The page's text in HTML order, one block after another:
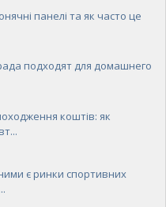
панелі та як часто це
подходят для домашнего
коштів: як
є ринки спортивних